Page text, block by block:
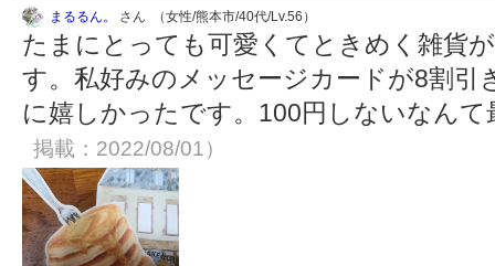
まるるん。 さん （女性/熊本市/40代/Lv.56）
たまにとっても可愛くてときめく雑貨
す。私好みのメッセージカードが8割引
に嬉しかったです。100円しないなん
掲載：2022/08/01）